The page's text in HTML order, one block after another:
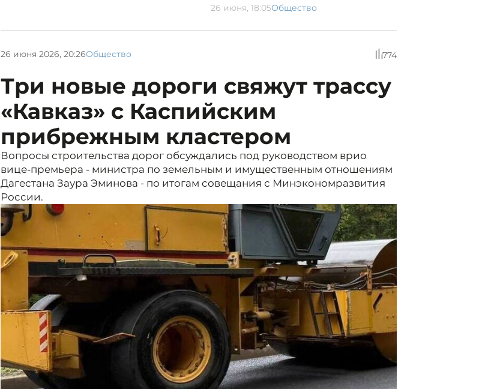
26 июня, 18:05Общество
26 июня 2026, 20:26Общество 774
Три новые дороги свяжут трассу
«Кавказ» с Каспийским
прибрежным кластером
Вопросы строительства дорог обсуждались под руководством врио
вице-премьера - министра по земельным и имущественным отношениям
Дагестана Заура Эминова - по итогам совещания с Минэкономразвития
России.